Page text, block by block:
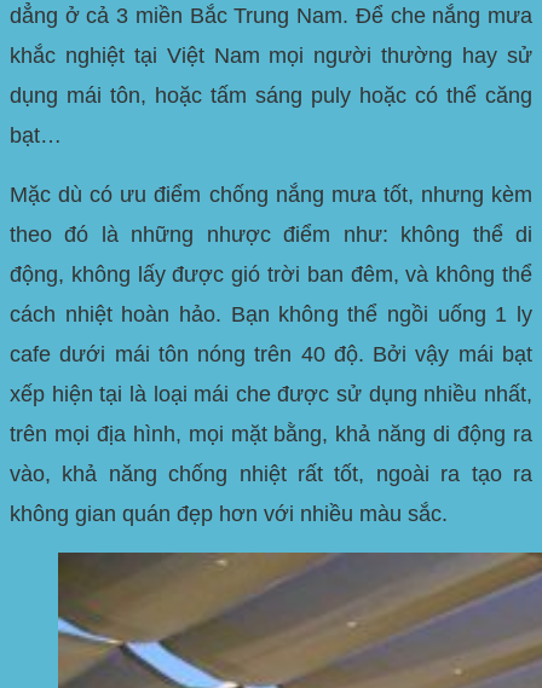
dẳng ở cả 3 miền Bắc Trung Nam. Để che nắng mưa
khắc nghiệt tại Việt Nam mọi người thường hay sử
dụng mái tôn, hoặc tấm sáng puly hoặc có thể căng
bạt…
Mặc dù có ưu điểm chống nắng mưa tốt, nhưng kèm
theo đó là những nhược điểm như: không thể di
động, không lấy được gió trời ban đêm, và không thể
cách nhiệt hoàn hảo. Bạn không thể ngồi uống 1 ly
cafe dưới mái tôn nóng trên 40 độ. Bởi vậy mái bạt
xếp hiện tại là loại mái che được sử dụng nhiều nhất,
trên mọi địa hình, mọi mặt bằng, khả năng di động ra
vào, khả năng chống nhiệt rất tốt, ngoài ra tạo ra
không gian quán đẹp hơn với nhiều màu sắc.